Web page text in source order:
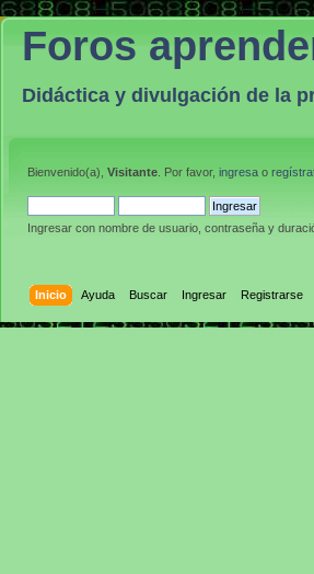
Foros
Didáctica y divulgación de la
Bienvenido(a), Visitante . Por favor, ingresa o
Ingresar con nombre de usuario, contraseña y
Inicio Ayuda Buscar Ingresar Registrarse